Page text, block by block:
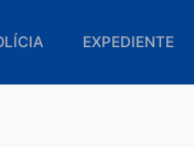
POLÍCIA